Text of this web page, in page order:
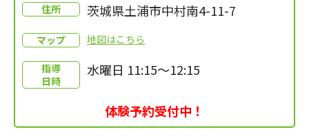
住所 茨城県土浦市中村南4-11-7
マップ 地図はこちら
指導
日時
水曜日 11:15～12:15
体験予約受付中！